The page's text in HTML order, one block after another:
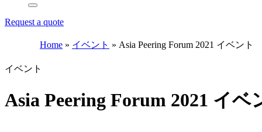
Request a quote
Home » イベント » Asia Peering Forum 2021 イベント
イベント
Asia Peering Forum 2021 イベ